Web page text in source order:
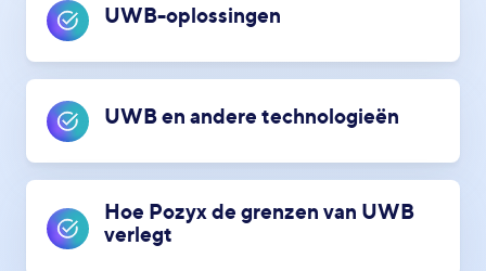
UWB-oplossingen
UWB en andere technologieën
Hoe Pozyx de grenzen van UWB
verlegt